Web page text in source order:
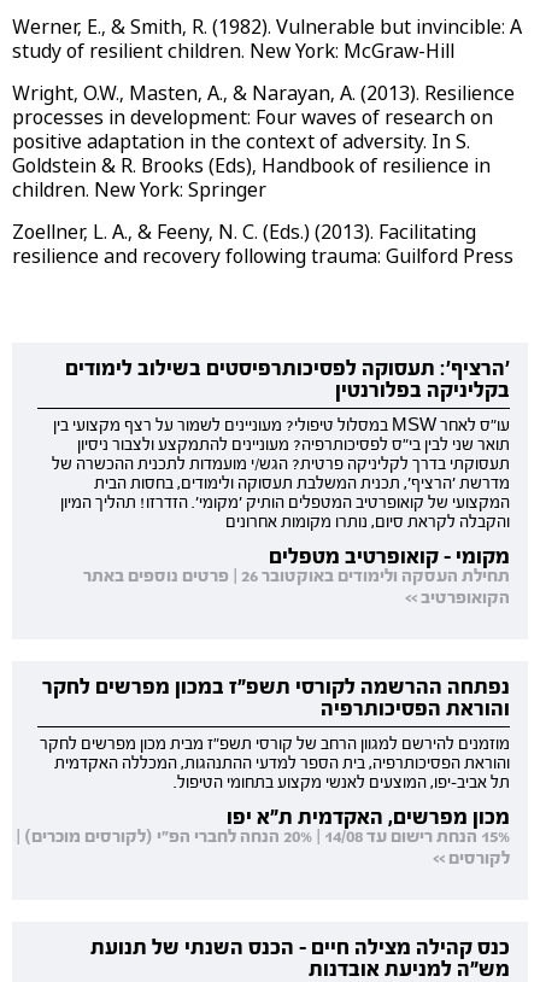
Werner, E., & Smith, R. (1982). Vulnerable but invincible: A
study of resilient children. New York: McGraw-Hill
Wright, O.W., Masten, A., & Narayan, A. (2013). Resilience
processes in development: Four waves of research on
positive adaptation in the context of adversity. In S.
Goldstein & R. Brooks (Eds), Handbook of resilience in
children. New York: Springer
Zoellner, L. A., & Feeny, N. C. (Eds.) (2013). Facilitating
resilience and recovery following trauma: Guilford Press
'הרציף': תעסוקה לפסיכותרפיסטים בשילוב לימודים
בקליניקה בפלורנטין
עו"ס לאחר MSW במסלול טיפולי? מעוניינים לשמור על רצף מקצועי בין
תואר שני לבין בי"ס לפסיכותרפיה? מעוניינים להתמקצע ולצבור ניסיון
תעסוקתי בדרך לקליניקה פרטית? הגש/י מועמדות לתכנית ההכשרה של
מדרשת 'הרציף', תכנית המשלבת תעסוקה ולימודים, בחסות הבית
המקצועי של קואופרטיב המטפלים הותיק 'מקומי'. הזדרזו! תהליך המיון
והקבלה לקראת סיום, נותרו מקומות אחרונים
מקומי - קואופרטיב מטפלים
תחילת העסקה ולימודים באוקטובר 26 | פרטים נוספים באתר
הקואופרטיב >>
נפתחה ההרשמה לקורסי תשפ"ז במכון מפרשים לחקר
והוראת הפסיכותרפיה
מוזמנים להירשם למגוון הרחב של קורסי תשפ"ז מבית מכון מפרשים לחקר
והוראת הפסיכותרפיה, בית הספר למדעי ההתנהגות, המכללה האקדמית
תל אביב-יפו, המוצעים לאנשי מקצוע בתחומי הטיפול.
מכון מפרשים, האקדמית ת"א יפו
15% הנחת רישום עד 14/08 | 20% הנחה לחברי הפ"י (לקורסים מוכרים) |
לקורסים >>
כנס קהילה מצילה חיים - הכנס השנתי של תנועת
מש"ה למניעת אובדנות